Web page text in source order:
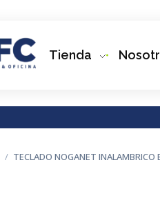
Tienda
/ TECLADO NOGANET